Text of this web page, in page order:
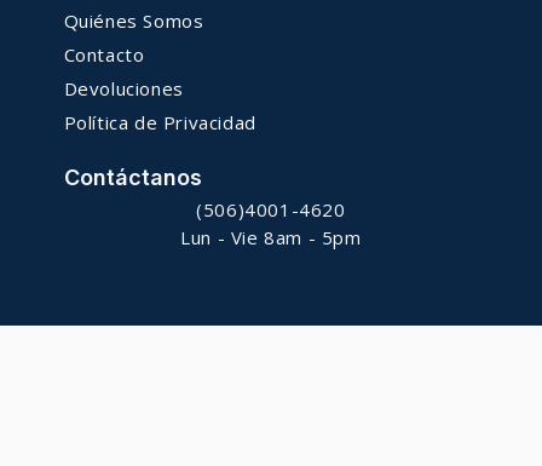
Quiénes Somos
Contacto
Devoluciones
Política de Privacidad
Contáctanos
(506)4001-4620
Lun - Vie 8am - 5pm